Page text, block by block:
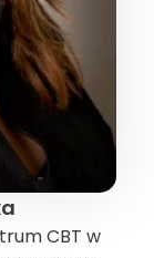
CBT w